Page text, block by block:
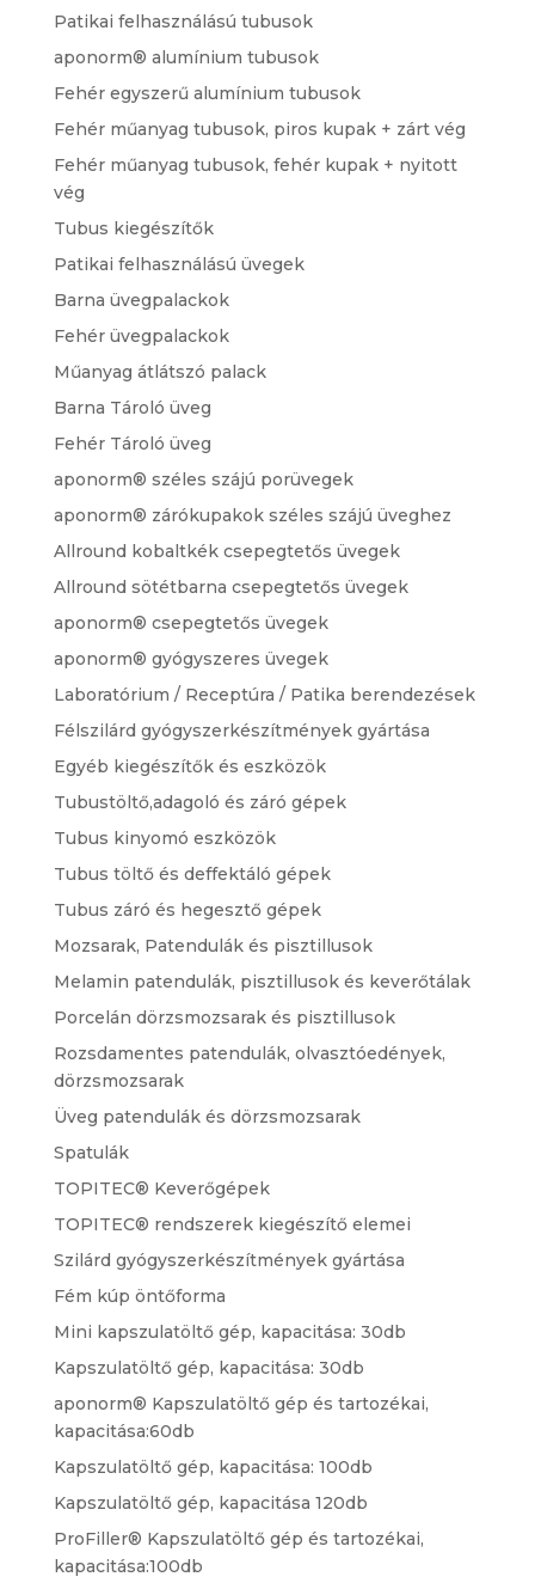
Patikai felhasználású tubusok
aponorm® alumínium tubusok
Fehér egyszerű alumínium tubusok
Fehér műanyag tubusok, piros kupak + zárt vég
Fehér műanyag tubusok, fehér kupak + nyitott
vég
Tubus kiegészítők
Patikai felhasználású üvegek
Barna üvegpalackok
Fehér üvegpalackok
Műanyag átlátszó palack
Barna Tároló üveg
Fehér Tároló üveg
aponorm® széles szájú porüvegek
aponorm® zárókupakok széles szájú üveghez
Allround kobaltkék csepegtetős üvegek
Allround sötétbarna csepegtetős üvegek
aponorm® csepegtetős üvegek
aponorm® gyógyszeres üvegek
Laboratórium / Receptúra / Patika berendezések
Félszilárd gyógyszerkészítmények gyártása
Egyéb kiegészítők és eszközök
Tubustöltő,adagoló és záró gépek
Tubus kinyomó eszközök
Tubus töltő és deffektáló gépek
Tubus záró és hegesztő gépek
Mozsarak, Patendulák és pisztillusok
Melamin patendulák, pisztillusok és keverőtálak
Porcelán dörzsmozsarak és pisztillusok
Rozsdamentes patendulák, olvasztóedények,
dörzsmozsarak
Üveg patendulák és dörzsmozsarak
Spatulák
TOPITEC® Keverőgépek
TOPITEC® rendszerek kiegészítő elemei
Szilárd gyógyszerkészítmények gyártása
Fém kúp öntőforma
Mini kapszulatöltő gép, kapacitása: 30db
Kapszulatöltő gép, kapacitása: 30db
aponorm® Kapszulatöltő gép és tartozékai,
kapacitása:60db
Kapszulatöltő gép, kapacitása: 100db
Kapszulatöltő gép, kapacitása 120db
ProFiller® Kapszulatöltő gép és tartozékai,
kapacitása:100db